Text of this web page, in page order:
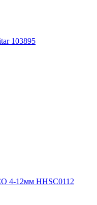
103895
4-12мм HHSC0112